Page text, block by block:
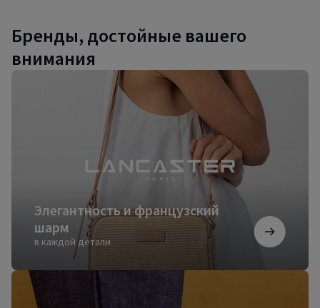
Бренды, достойные вашего
внимания
Элегантность и французский
шарм
в каждой детали
Красиво,
удобно